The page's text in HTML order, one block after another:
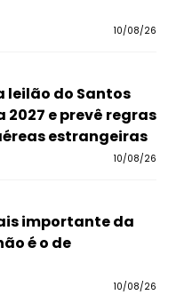
10/08/26
leilão do Santos
e prevê regras
estrangeiras
10/08/26
importante da
é o de
10/08/26